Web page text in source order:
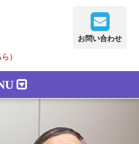
）
お問い合わせ